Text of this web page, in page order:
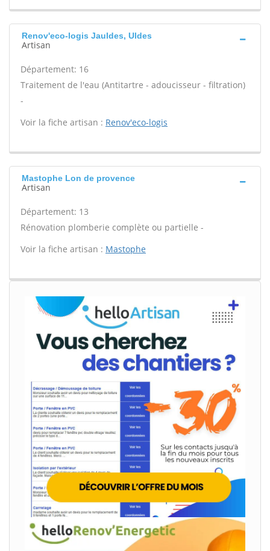
Renov'eco-logis Jauldes, Uldes
Artisan
Département: 16
Traitement de l'eau (Antitartre - adoucisseur - filtration)
-
Voir la fiche artisan : Renov'eco-logis
Mastophe Lon de provence
Artisan
Département: 13
Rénovation plomberie complète ou partielle -
Voir la fiche artisan : Mastophe